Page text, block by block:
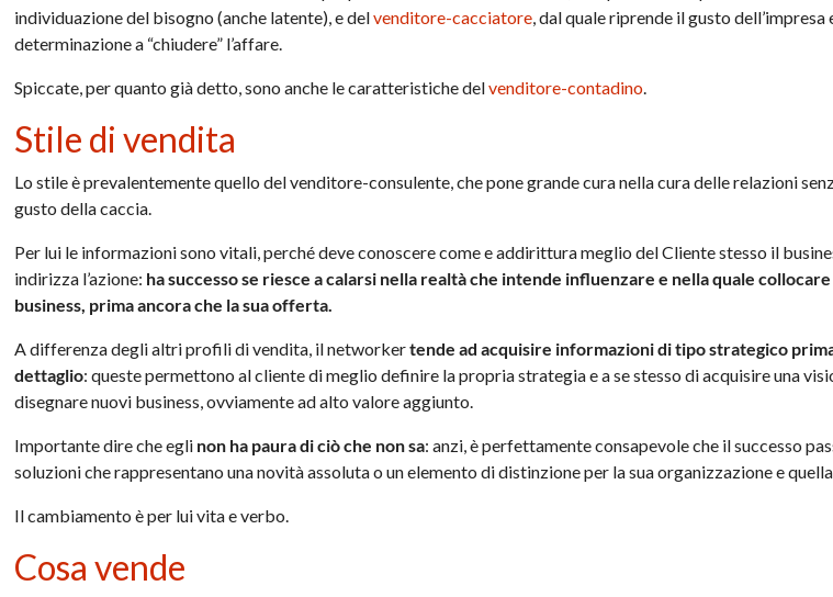
individuazione del bisogno (anche latente), e delvenditore-cacciatore, dal quale riprende il gusto dell’impresa
determinazione a “chiudere” l’affare.
Spiccate, per quanto già detto, sono anche le caratteristiche delvenditore-contadino.
Stile di vendita
Lo stile è prevalentemente quello del venditore-consulente, che pone grande cura nella cura delle relazioni
gusto della caccia.
Per lui le informazioni sono vitali, perché deve conoscere come e addirittura meglio del Cliente stesso il
indirizza l’azione: ha successo se riesce a calarsi nella realtà che intende influenzare e nella quale collocare
business, prima ancora che la sua offerta.
A differenza degli altri profili di vendita, il networkertende ad acquisire informazioni di tipo strategico
dettaglio: queste permettono al cliente di meglio definire la propria strategia e a se stesso di acquisire una
disegnare nuovi business, ovviamente ad alto valore aggiunto.
Importante dire che egli non ha paura di ciò che non sa: anzi, è perfettamente consapevole che il successo
soluzioni che rappresentano una novità assoluta o un elemento di distinzione per la sua organizzazione e
Il cambiamento è per lui vita e verbo.
Cosa vende